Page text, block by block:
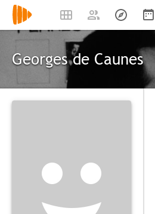
Georges de Caunes